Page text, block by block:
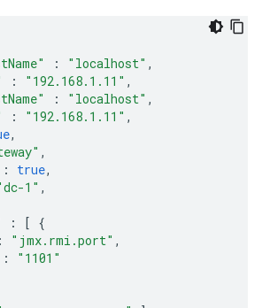
: "localhost" ,
: "192.168.1.11" ,
: "localhost" ,
: "192.168.1.11" ,
,
,
: true,
1" ,
: [ {
: "jmx.rmi.port" ,
:
"1101"